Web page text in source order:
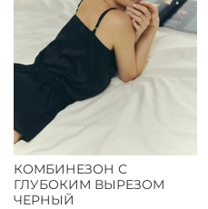
КОМБИНЕЗОН С
ГЛУБОКИМ ВЫРЕЗОМ
ЧЕРНЫЙ